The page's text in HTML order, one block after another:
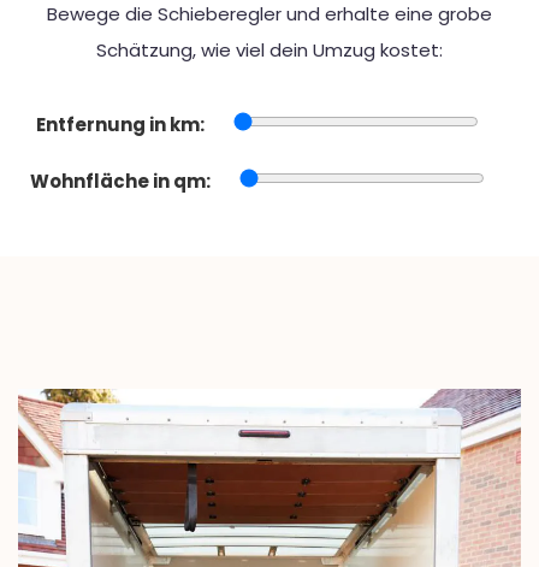
Bewege die Schieberegler und erhalte eine grobe
Schätzung, wie viel dein Umzug kostet:
Entfernung in km:
Wohnfläche in qm: